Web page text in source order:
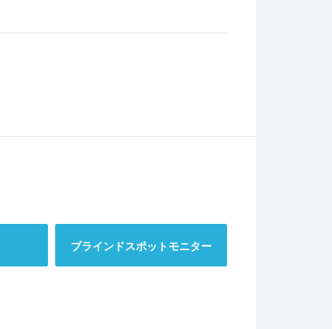
ブラインドスポットモニター